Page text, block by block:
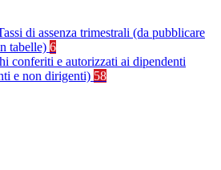
di assenza trimestrali (da pubblicare
tabelle) 6
conferiti e autorizzati ai dipendenti
e non dirigenti) 58